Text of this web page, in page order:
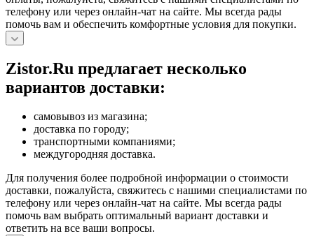
телефону или через онлайн-чат на сайте. Мы всегда рады
помочь вам и обеспечить комфортные условия для покупки.
Zistor.Ru предлагает несколько
вариантов доставки:
самовывоз из магазина;
доставка по городу;
транспортными компаниями;
междугородняя доставка.
Для получения более подробной информации о стоимости
доставки, пожалуйста, свяжитесь с нашими специалистами по
телефону или через онлайн-чат на сайте. Мы всегда рады
помочь вам выбрать оптимальный вариант доставки и
ответить на все ваши вопросы.